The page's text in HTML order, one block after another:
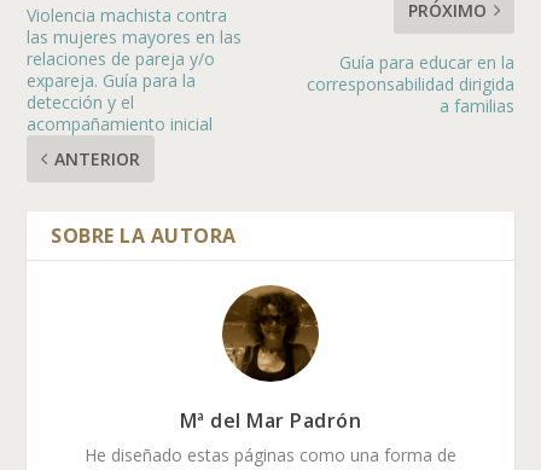
Violencia machista contra
las mujeres mayores en las
relaciones de pareja y/o
expareja. Guía para la
detección y el
acompañamiento inicial
ANTERIOR
PRÓXIMO
Guía para educar en la
corresponsabilidad dirigida
a familias
Mª del Mar Padrón
He diseñado estas páginas como una forma de